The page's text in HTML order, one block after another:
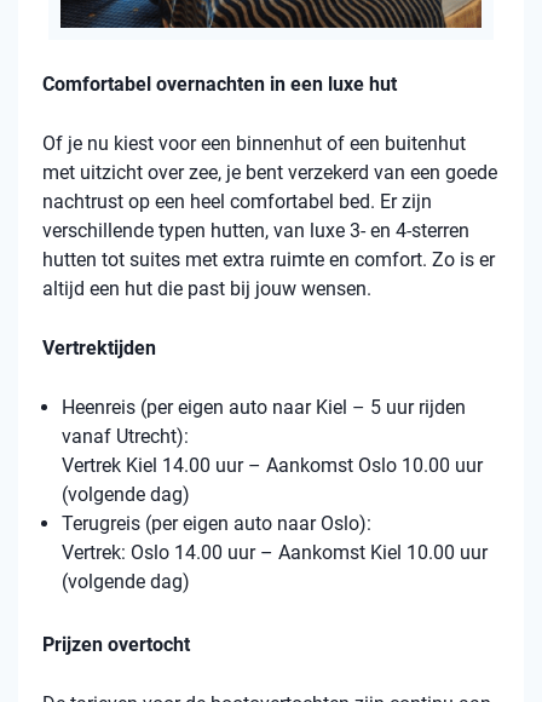
Comfortabel overnachten in een luxe hut
Of je nu kiest voor een binnenhut of een buitenhut
met uitzicht over zee, je bent verzekerd van een goede
nachtrust op een heel comfortabel bed. Er zijn
verschillende typen hutten, van luxe 3- en 4-sterren
hutten tot suites met extra ruimte en comfort. Zo is er
altijd een hut die past bij jouw wensen.
Vertrektijden
Heenreis (per eigen auto naar Kiel – 5 uur rijden
vanaf Utrecht):
Vertrek Kiel 14.00 uur – Aankomst Oslo 10.00 uur
(volgende dag)
Terugreis (per eigen auto naar Oslo):
Vertrek: Oslo 14.00 uur – Aankomst Kiel 10.00 uur
(volgende dag)
Prijzen overtocht